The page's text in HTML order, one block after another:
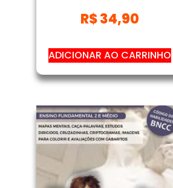
R$34,90
ADICIONAR AO CARRINHO